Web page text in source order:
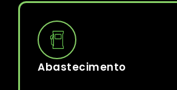
Abastecimento